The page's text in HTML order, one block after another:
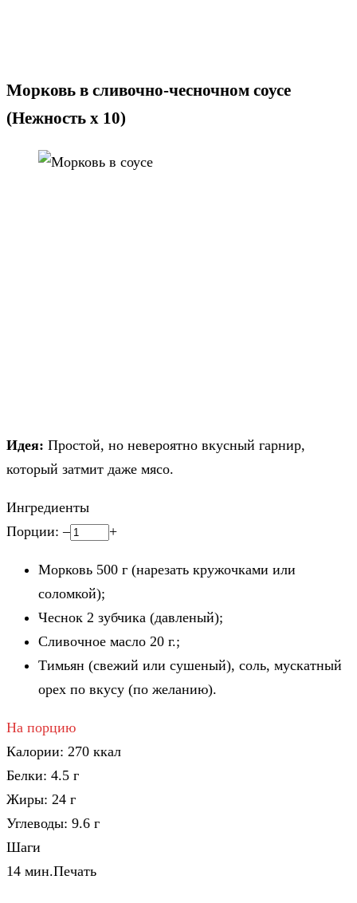
Морковь в сливочно-чесночном соусе
(Нежность х 10)
Идея: Простой, но невероятно вкусный гарнир,
который затмит даже мясо.
Ингредиенты
Порции:– +
Морковь 500 г (нарезать кружочками или
соломкой);
Чеснок 2 зубчика (давленый);
Сливочное масло 20 г.;
Тимьян (свежий или сушеный), соль, мускатный
орех по вкусу (по желанию).
На порцию
Калории: 270 ккал
Белки: 4.5 г
Жиры: 24 г
Углеводы: 9.6 г
Шаги
14 мин.Печать